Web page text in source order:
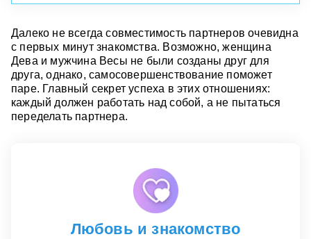
Далеко не всегда совместимость партнеров очевидна
с первых минут знакомства. Возможно, женщина
Дева и мужчина Весы не были созданы друг для
друга, однако, самосовершенствование поможет
паре. Главный секрет успеха в этих отношениях:
каждый должен работать над собой, а не пытаться
переделать партнера.
Любовь и знакомство